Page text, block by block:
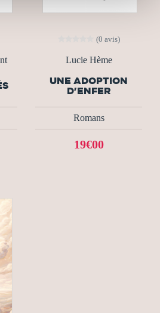
(0 avis)
Lucie Hème
UNE ADOPTION
D'ENFER
Romans
19€00